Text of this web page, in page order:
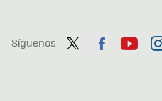
Síguenos